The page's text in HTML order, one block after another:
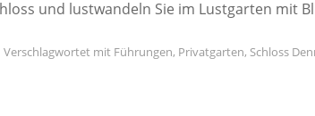
und lustwandeln Sie im Lustgarten mit
Verschlagwortet mit Führungen, Privatgarten, Schloss